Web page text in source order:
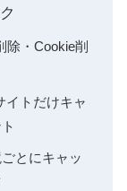
除・Cookie削
イトだけキャ
とにキャッ